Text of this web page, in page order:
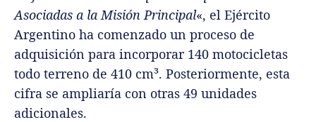
Asociadas a la Misión Principal«, el Ejército
Argentino ha comenzado un proceso de
adquisición para incorporar 140 motocicletas
todo terreno de 410 cm³. Posteriormente, esta
cifra se ampliaría con otras 49 unidades
adicionales.